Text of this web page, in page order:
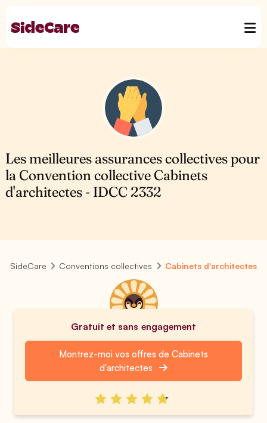
Les meilleures assurances collectives pour
la Convention collective Cabinets
d'architectes - IDCC 2332
SideCare Conventions collectives Cabinets d'architectes
Gratuit et sans engagement
Montrez-moi vos offres de Cabinets
d'architectes